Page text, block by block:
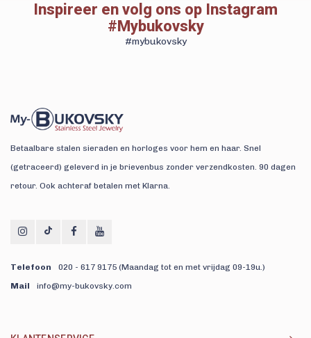
Inspireer en volg ons op Instagram
#Mybukovsky
#mybukovsky
Betaalbare stalen sieraden en horloges voor hem en haar. Snel
(getraceerd) geleverd in je brievenbus zonder verzendkosten. 90 dagen
retour. Ook achteraf betalen met Klarna.
Telefoon
020 - 617 9175 (Maandag tot en met vrijdag 09-19u.)
Mail
info@my-bukovsky.com